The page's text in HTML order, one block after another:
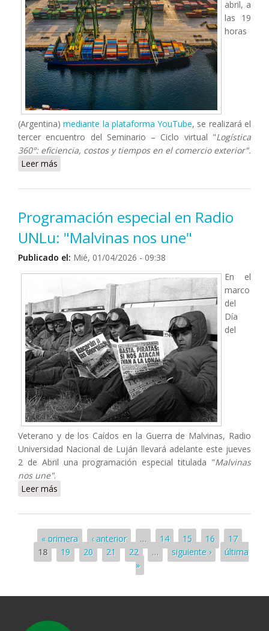
abril, a
las 19
horas
(Argentina)mediante la plataforma YouTube, se realizará el
tercer encuentro del Seminario – Ciclo virtual "Logística
360°: eficiencia, costos y tiempos en el comercio exterior".
Leer más
Programación especial en Radio
UNLu: "Malvinas nos une"
Publicado el: Mié, 01/04/2026 - 09:38
En el
marco
del
Día
del
Veterano y de los Caídos en la Guerra de Malvinas, Radio
Universidad Nacional de Luján llevará adelante este jueves
2 de Abril una programación especial titulada "Malvinas
nos une".
Leer más
Páginas
« primera ‹ anterior … 14 15 16
17
18
19 20 21 22 … siguiente ›
última
»